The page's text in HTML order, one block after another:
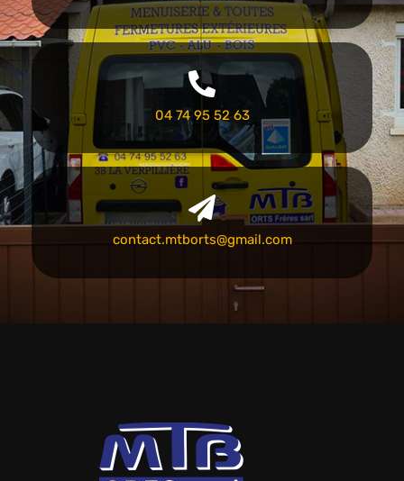
04 74 95 52 63
contact.mtborts@gmail.com